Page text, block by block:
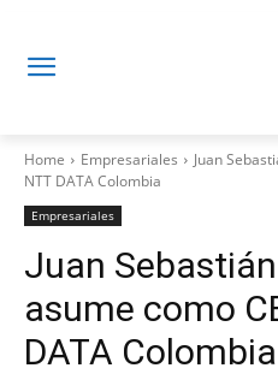
Home Empresariales
Juan
NTT DATA Colombia
Empresariales
Juan
asume como
DATA Colombia